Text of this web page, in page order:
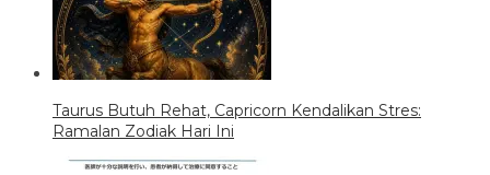
Taurus Butuh Rehat, Capricorn Kendalikan Stres:
Ramalan Zodiak Hari Ini